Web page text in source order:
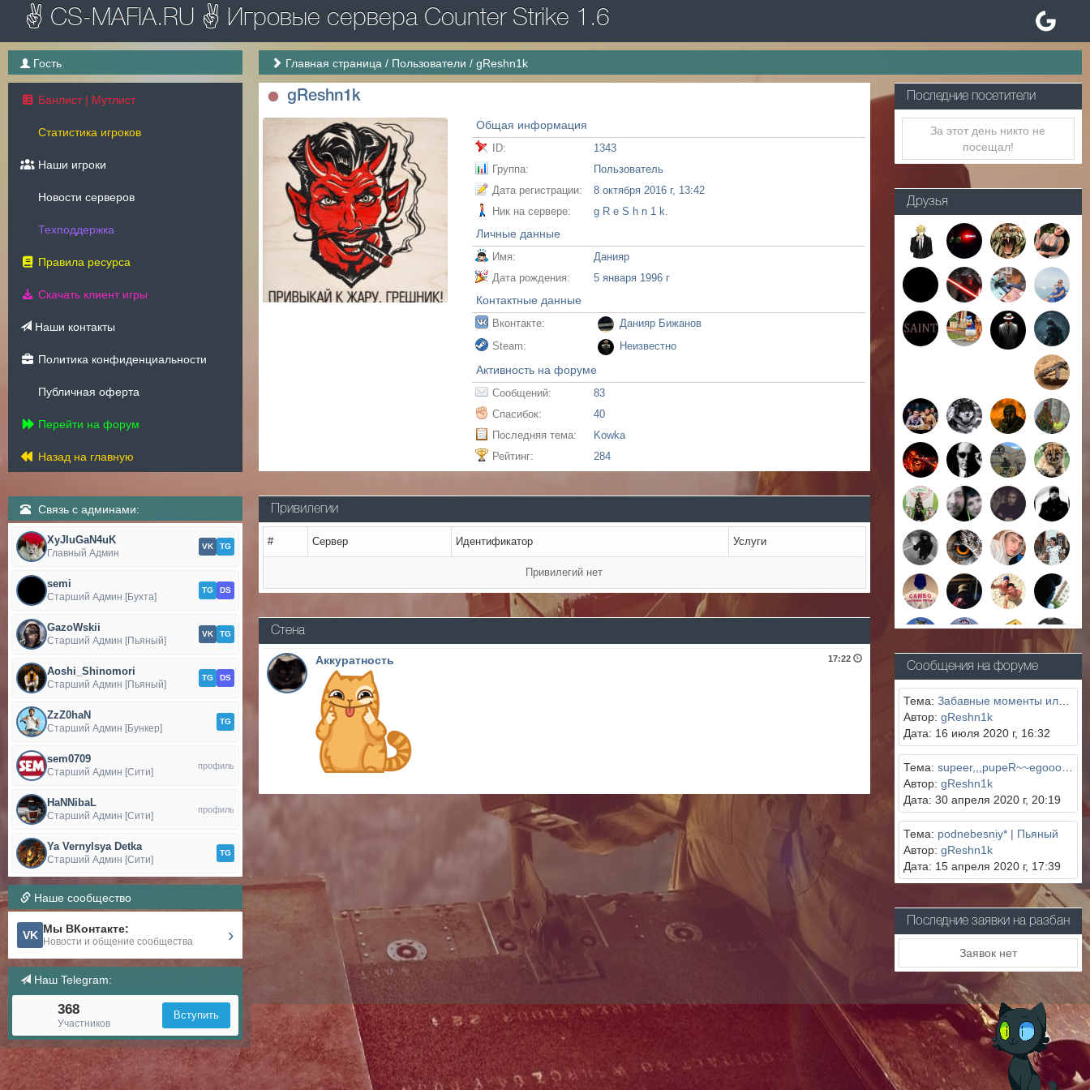
✌ CS-MAFIA.RU ✌ Игровые сервера Counter Strike 1.6
Гость
Банлист | Мутлист
Статистика игроков
Наши игроки
Новости серверов
Техподдержка
Правила ресурса
Скачать клиент игры
Наши контакты
Политика конфиденциальности
Публичная оферта
Перейти на форум
Назад на главную
Связь с админами:
XyJIuGaN4uK
Главный Админ
VK TG
semi
Старший Админ [Бухта]
TG DS
GazoWskii
Старший Админ [Пьяный]
VK TG
Aoshi_Shinomori
Старший Админ [Пьяный]
TG DS
ZzZ0haN
Старший Админ [Бункер]
TG
sem0709
Старший Админ [Сити]
профиль
HaNNibaL
Старший Админ [Сити]
профиль
Ya Vernylsya Detka
Старший Админ [Сити]
TG
Наше сообщество
VK Мы ВКонтакте:
Новости и общение сообщества ›
Наш Telegram:
368
Участников
Вступить
Главная страница / Пользователи /gReshn1k
gReshn1k
Общая информация
ID:
1343
Группа:
Пользователь
Дата регистрации:
8 октября 2016 г, 13:42
Ник на сервере:
g R e S h n 1 k.
Личные данные
Имя:
Данияр
Дата рождения:
5 января 1996 г
Контактные данные
Вконтакте:
Данияр Бижанов
Steam:
Неизвестно
Активность на форуме
Сообщений:
83
Спасибок:
40
Последняя тема:
Kowka
Рейтинг:
284
Привилегии
# Сервер Идентификатор Услуги
Привилегий нет
Стена
Аккуратность 17:22
Последние посетители
За этот день никто не
посещал!
Друзья
Сообщения на форуме
Тема: Забавные моменты или читеры вокруг нас!?
Автор: gReshn1k
Дата: 16 июля 2020 г, 16:32
Тема: supeer,,,pupeR~~egooor | Пьяный
Автор: gReshn1k
Дата: 30 апреля 2020 г, 20:19
Тема: podnebesniy* | Пьяный
Автор: gReshn1k
Дата: 15 апреля 2020 г, 17:39
Последние заявки на разбан
Заявок нет